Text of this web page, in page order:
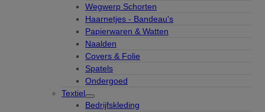
Wegwerp Schorten
Haarnetjes - Bandeau's
Papierwaren & Watten
Naalden
Covers & Folie
Spatels
Ondergoed
Textiel
Bedrijfskleding